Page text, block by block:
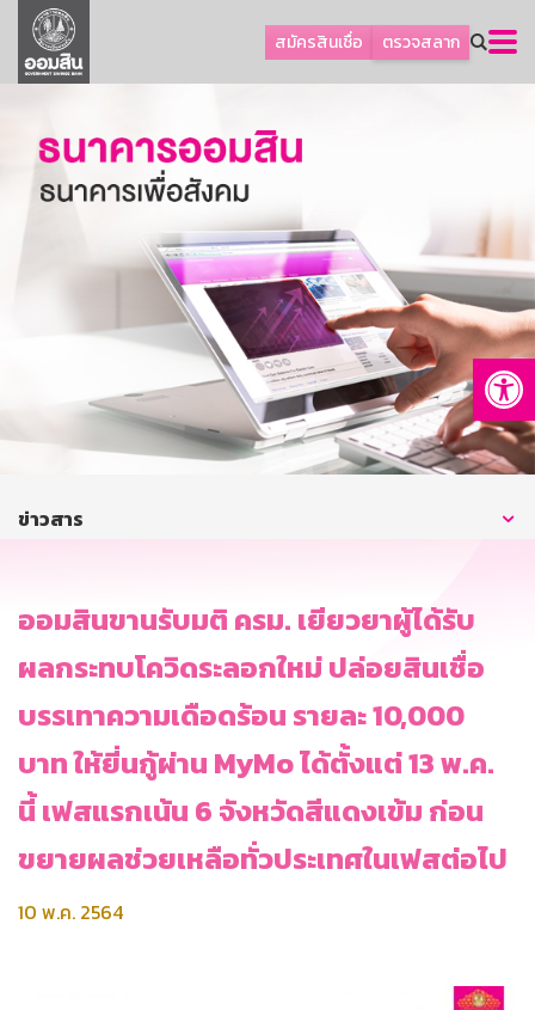
สมัครสินเชื่อ ตรวจสลาก
ลูกค้าธุรกิจ
ลูกค้าผู้ประกอบรายย่อย
ออมเพื่อสุข
เกี่ยวกับธนาคาร
การพัฒนาที่ยั่งยืน
บริการทางการเงิน
ติดต่อเรา
บริการออนไลน์
ข่าวสาร
ออมสินขานรับมติ ครม. เยียวยาผู้ได้รับ
ผลกระทบโควิดระลอกใหม่ ปล่อยสินเชื่อ
บรรเทาความเดือดร้อน รายละ 10,000
บาท ให้ยี่นกู้ผ่าน MyMo ได้ตั้งแต่ 13 พ.ค.
นี้ เฟสแรกเน้น 6 จังหวัดสีแดงเข้ม ก่อน
ขยายผลช่วยเหลือทั่วประเทศในเฟสต่อไป
10 พ.ค. 2564